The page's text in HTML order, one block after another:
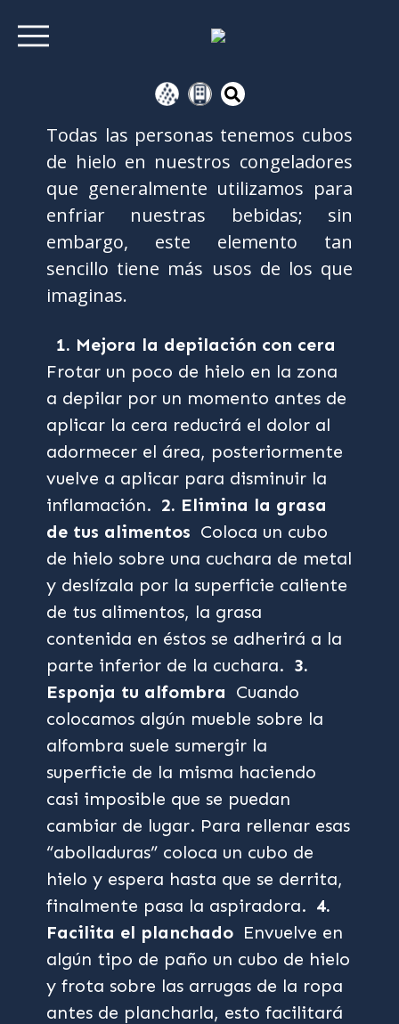
Todas las personas tenemos cubos
de hielo en nuestros congeladores
que generalmente utilizamos para
enfriar nuestras bebidas; sin
embargo, este elemento tan
sencillo tiene más usos de los que
imaginas.
1. Mejora la depilación con cera
Frotar un poco de hielo en la zona
a depilar por un momento antes de
aplicar la cera reducirá el dolor al
adormecer el área, posteriormente
vuelve a aplicar para disminuir la
inflamación. 2. Elimina la grasa
de tus alimentos Coloca un cubo
de hielo sobre una cuchara de metal
y deslízala por la superficie caliente
de tus alimentos, la grasa
contenida en éstos se adherirá a la
parte inferior de la cuchara. 3.
Esponja tu alfombra Cuando
colocamos algún mueble sobre la
alfombra suele sumergir la
superficie de la misma haciendo
casi imposible que se puedan
cambiar de lugar. Para rellenar esas
“abolladuras” coloca un cubo de
hielo y espera hasta que se derrita,
finalmente pasa la aspiradora. 4.
Facilita el planchado Envuelve en
algún tipo de paño un cubo de hielo
y frota sobre las arrugas de la ropa
antes de plancharla, esto facilitará